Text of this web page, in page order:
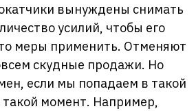
вынуждены снимать
усилий, чтобы его
меры применить. Отменяют
скудные продажи. Но
если мы попадаем в такой
такой момент. Например,